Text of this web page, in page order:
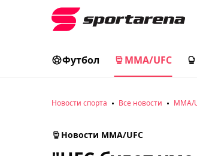
Футбол MMA/UFC
Новости спорта Все новости MMA/
Новости MMA/UFC